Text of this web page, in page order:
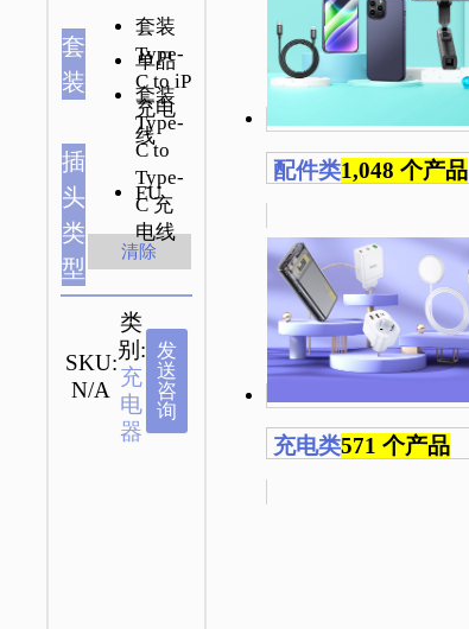
套
装
套装
Type-
C to iP
充电
线
单品
套装
Type-
C to
Type-
C 充
电线
插
头
类
型
EU
清除
SKU:
N/A
类
别:
充
电
器
发
送
咨
询
配件类1,048 个产品
充电类571 个产品